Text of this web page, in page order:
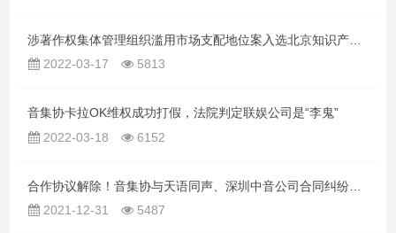
2022-03-17
5813
音集协卡拉OK维权成功打假，法院判定联娱公司是“李鬼”
2022-03-18
6152
2021-12-31
5487